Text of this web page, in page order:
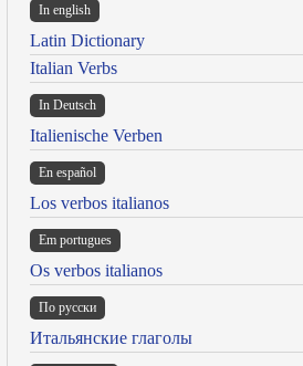
In english
Latin Dictionary
Italian Verbs
In Deutsch
Italienische Verben
En español
Los verbos italianos
Em portugues
Os verbos italianos
По русски
Итальянские глаголы